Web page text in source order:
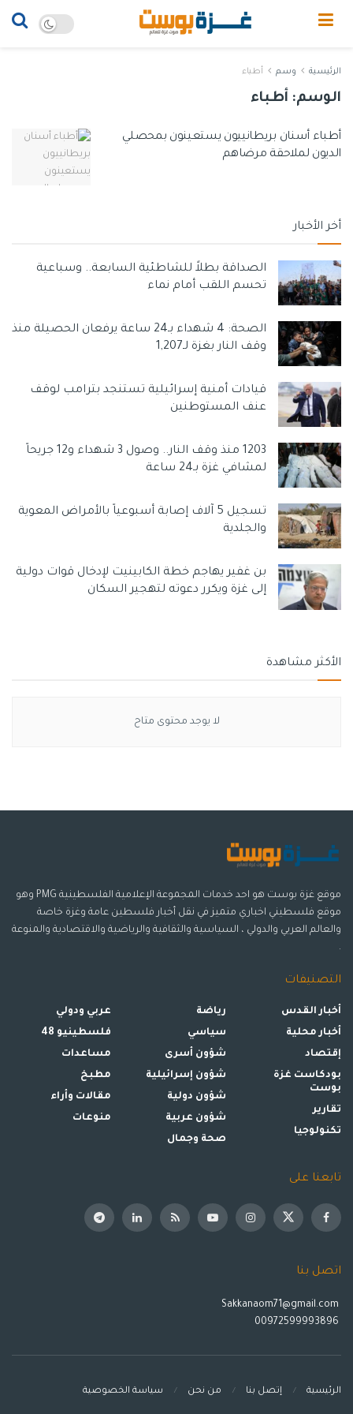
الرئيسية وسم أطباء
الوسم: أطباء
أطباء أسنان بريطانييون يستعينون بمحصلي
الديون لملاحقة مرضاهم
أخر الأخبار
الصداقة بطلاً للشاطئية السابعة.. وسباعية
تحسم اللقب أمام نماء
الصحة: 4 شهداء بـ24 ساعة يرفعان الحصيلة منذ
وقف النار بغزة لـ1,207
قيادات أمنية إسرائيلية تستنجد بترامب لوقف
عنف المستوطنين
1203 منذ وقف النار.. وصول 3 شهداء و12 جريحاً
لمشافي غزة بـ24 ساعة
تسجيل 5 آلاف إصابة أسبوعياً بالأمراض المعوية
والجلدية
بن غفير يهاجم خطة الكابينيت لإدخال قوات دولية
إلى غزة ويكرر دعوته لتهجير السكان
الأكثر مشاهدة
لا يوجد محتوى متاح
موقع غزة بوست هو احد خدمات المجموعة الإعلامية الفلسطينية PMG وهو
موقع فلسطيني اخباري متميز في نقل أخبار فلسطين عامة وغزة خاصة
والعالم العربي والدولي ، السياسية والثقافية والرياضية والاقتصادية والمنوعة
.
التصنيفات
أخبار القدس
أخبار محلية
إقتصاد
بودكاست غزة
بوست
تقارير
تكنولوجيا
رياضة
سياسي
شؤون أسرى
شؤون إسرائيلية
شؤون دولية
شؤون عربية
صحة وجمال
عربي ودولي
فلسطينيو 48
مساعدات
مطبخ
مقالات وأراء
منوعات
تابعنا على
اتصل بنا
Sakkanaom71@gmail.com
الرئيسية إتصل بنا من نحن سياسة الخصوصية